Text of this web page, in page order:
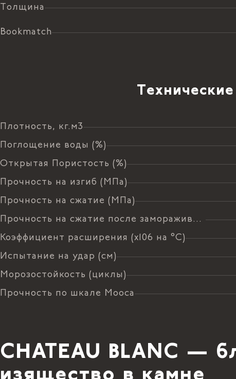
Толщина
Bookmatch
Плотность, кг.м3
Поглощение воды (%)
Открытая Пористость (%)
Прочность на изгиб (МПа)
Прочность на сжатие (МПа)
Прочность на сжатие после замораживания (МПа)
Коэффициент расширения (х106 на °C)
Испытание на удар (см)
Морозостойкость (циклы)
Прочность по шкале Мооса
CHATEAU BLANC —